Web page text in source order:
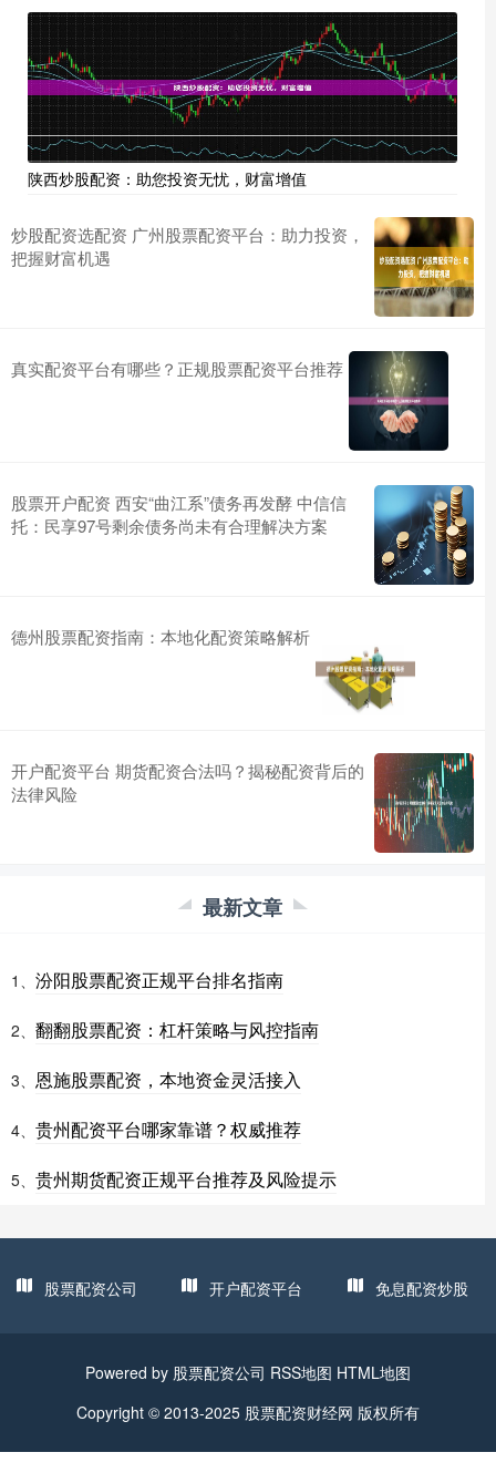
陕西炒股配资：助您投资无忧，财富增值
炒股配资选配资 广州股票配资平台：助力投资，
把握财富机遇
真实配资平台有哪些？正规股票配资平台推荐
股票开户配资 西安“曲江系”债务再发酵 中信信
托：民享97号剩余债务尚未有合理解决方案
德州股票配资指南：本地化配资策略解析
开户配资平台 期货配资合法吗？揭秘配资背后的
法律风险
最新文章
1、 汾阳股票配资正规平台排名指南
2、 翻翻股票配资：杠杆策略与风控指南
3、 恩施股票配资，本地资金灵活接入
4、 贵州配资平台哪家靠谱？权威推荐
5、 贵州期货配资正规平台推荐及风险提示
股票配资公司 开户配资平台 免息配资炒股
Powered by 股票配资公司 RSS地图 HTML地图
Copyright © 2013-2025 股票配资财经网 版权所有